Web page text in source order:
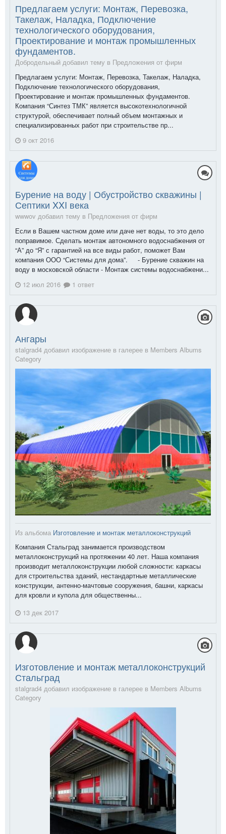
Предлагаем услуги: Монтаж, Перевозка,
Такелаж, Наладка, Подключение
технологического оборудования,
Проектирование и монтаж промышленных
фундаментов.
Добродельный добавил тему в Предложения от фирм
Предлагаем услуги: Монтаж, Перевозка, Такелаж, Наладка,
Подключение технологического оборудования,
Проектирование и монтаж промышленных фундаментов.
Компания “Синтез ТМК” является высокотехнологичной
структурой, обеспечивает полный объем монтажных и
специализированных работ при строительстве пр...
9 окт 2016
Бурение на воду | Обустройство скважины |
Септики XXI века
wwwov добавил тему в Предложения от фирм
Если в Вашем частном доме или даче нет воды, то это дело
поправимое. Сделать монтаж автономного водоснабжения от
“А” до “Я” с гарантией на все виды работ, поможет Вам
компания ООО “Системы для дома”. - Бурение скважин на
воду в московской области - Монтаж системы водоснабжени...
12 июл 2016
1 ответ
Ангары
stalgrad4 добавил изображение в галерее в Members Albums
Category
Из альбома Изготовление и монтаж металлоконструкций
Компания Стальград занимается производством
металлоконструкций на протяжении 40 лет. Наша компания
производит металлоконструкции любой сложности: каркасы
для строительства зданий, нестандартные металлические
конструкции, антенно-мачтовые сооружения, башни, каркасы
для кровли и купола для общественны...
13 дек 2017
Изготовление и монтаж металлоконструкций
Стальград
stalgrad4 добавил изображение в галерее в Members Albums
Category